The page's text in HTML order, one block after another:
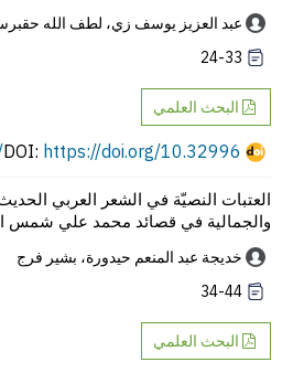
عبد العزيز يوسف زي، لطف الله
البحث العلمي
https://doi.org/10.32996/
العتبات النصيّة في الشعر العربي
والجمالية في قصائد محمد علي شمس
خديجة عبد المنعم حيدورة، بشير فرج
البحث العلمي